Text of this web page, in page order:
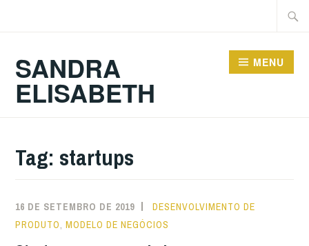
SANDRA
ELISABETH
MENU
Tag: startups
16 DE SETEMBRO DE 2019
DESENVOLVIMENTO DE
PRODUTO,MODELO DE NEGÓCIOS